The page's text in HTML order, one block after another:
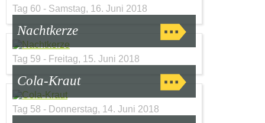
Tag 60 - Samstag, 16. Juni 2018
Nachtkerze
Tag 59 - Freitag, 15. Juni 2018
Cola-Kraut
Tag 58 - Donnerstag, 14. Juni 2018